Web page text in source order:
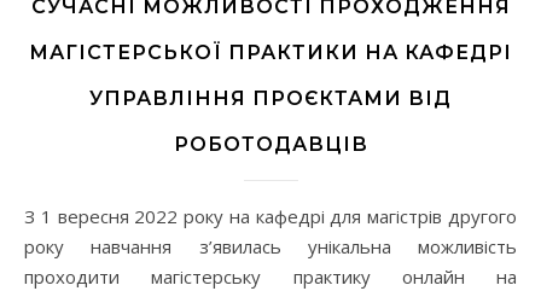
СУЧАСНІ МОЖЛИВОСТІ ПРОХОДЖЕННЯ
МАГІСТЕРСЬКОЇ ПРАКТИКИ НА КАФЕДРІ
УПРАВЛІННЯ ПРОЄКТАМИ ВІД
РОБОТОДАВЦІВ
З 1 вересня 2022 року на кафедрі для магістрів другого
року навчання з’явилась унікальна можливість
проходити магістерську практику онлайн на